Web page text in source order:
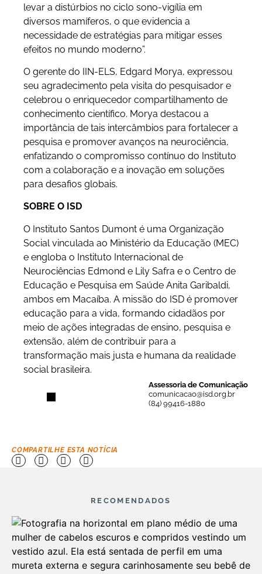
levar a distúrbios no ciclo sono-vigília em
diversos mamíferos, o que evidencia a
necessidade de estratégias para mitigar esses
efeitos no mundo moderno”.
O gerente do IIN-ELS, Edgard Morya, expressou
seu agradecimento pela visita do pesquisador e
celebrou o enriquecedor compartilhamento de
conhecimento científico. Morya destacou a
importância de tais intercâmbios para fortalecer a
pesquisa e promover avanços na neurociência,
enfatizando o compromisso contínuo do Instituto
com a colaboração e a inovação em soluções
para desafios globais.
SOBRE O ISD
O Instituto Santos Dumont é uma Organização
Social vinculada ao Ministério da Educação (MEC)
e engloba o Instituto Internacional de
Neurociências Edmond e Lily Safra e o Centro de
Educação e Pesquisa em Saúde Anita Garibaldi,
ambos em Macaíba. A missão do ISD é promover
educação para a vida, formando cidadãos por
meio de ações integradas de ensino, pesquisa e
extensão, além de contribuir para a
transformação mais justa e humana da realidade
social brasileira.
Assessoria de Comunicação
comunicacao@isd.org.br
(84) 99416-1880
COMPARTILHE ESTA NOTÍCIA
RECOMENDADOS